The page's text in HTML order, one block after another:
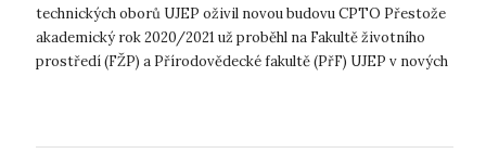
technických oborů UJEP oživil novou budovu CPTO Přestože
akademický rok 2020/2021 už proběhl na Fakultě životního
prostředí (FŽP) a Přírodovědecké fakultě (PřF) UJEP v nových